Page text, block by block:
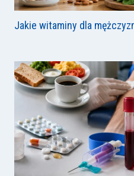
Jakie witaminy dla